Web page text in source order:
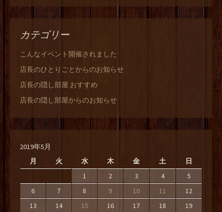
カテゴリー
こんなイベント開催されました
店長のひとりごとからのお知らせ
店長の隠し部屋 おすすめ
店長の隠し部屋からのお知らせ
2019年5月
月
火 水 木 金 土 日
1 2 3 4
5
6
7 8 9 10 11
12
13
14 15 16 17 18
19